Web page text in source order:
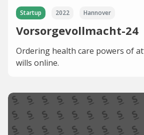
Startup 2022 Hannover
Vorsorgevollmacht-24
Ordering health care powers of
wills online.